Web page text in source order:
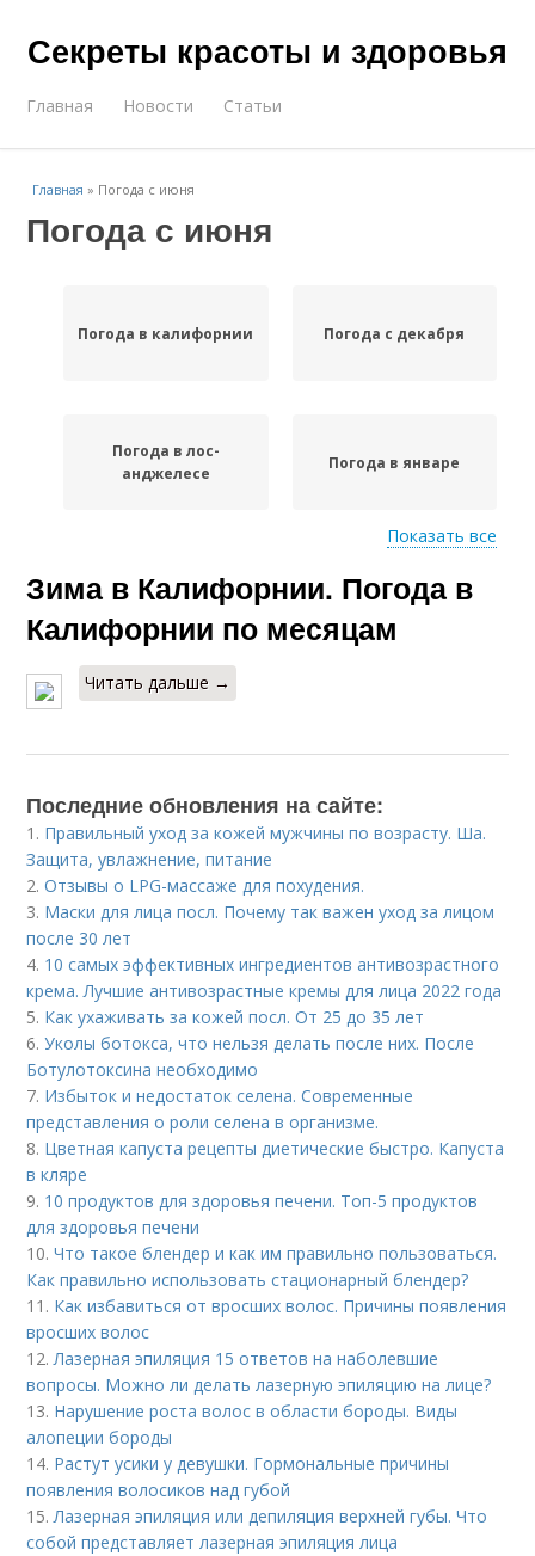
Секреты красоты и здоровья
Главная Новости Статьи
Главная » Погода с июня
Погода с июня
Погода в калифорнии Погода с декабря
Погода в лос-
анджелесе
Погода в январе
Погода в калифорния
Показать все
Зима в Калифорнии. Погода в
Калифорнии по месяцам
Читать дальше →
Последние обновления на сайте:
1. Правильный уход за кожей мужчины по возрасту. Ша.
Защита, увлажнение, питание
2.Отзывы о LPG-массаже для похудения.
3. Маски для лица посл. Почему так важен уход за лицом
после 30 лет
4. 10 самых эффективных ингредиентов антивозрастного
крема. Лучшие антивозрастные кремы для лица 2022 года
5. Как ухаживать за кожей посл. От 25 до 35 лет
6.Уколы ботокса, что нельзя делать после них. После
Ботулотоксина необходимо
7. Избыток и недостаток селена. Современные
представления о роли селена в организме.
8. Цветная капуста рецепты диетические быстро. Капуста
в кляре
9. 10 продуктов для здоровья печени. Топ-5 продуктов
для здоровья печени
10.Что такое блендер и как им правильно пользоваться.
Как правильно использовать стационарный блендер?
11. Как избавиться от вросших волос. Причины появления
вросших волос
12.Лазерная эпиляция 15 ответов на наболевшие
вопросы. Можно ли делать лазерную эпиляцию на лице?
13. Нарушение роста волос в области бороды. Виды
алопеции бороды
14. Растут усики у девушки. Гормональные причины
появления волосиков над губой
15.Лазерная эпиляция или депиляция верхней губы. Что
собой представляет лазерная эпиляция лица